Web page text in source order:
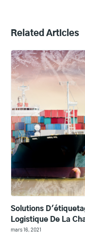
Related Articles
Solutions
Logistique De La
mars 16, 2021